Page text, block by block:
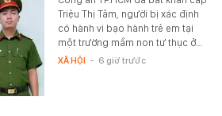
Triệu Thị Tâm, người bị xác định
có hành vi bạo hành trẻ em tại
một trường mầm non tư thục ở…
XÃ HỘI - 6 giờ trước